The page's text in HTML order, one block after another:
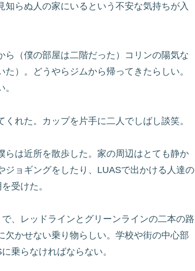
らぬ人の家にいるという不安な気持ちが入
（僕の部屋は二階だった）コリンの陽気な
）。どうやらジムから帰ってきたらしい。
れた。カップを片手に二人でしばし談笑。
は近所を散歩した。家の周辺はとても静か
ョギングをしたり、LUASで出かける人達の
受けた。
、レッドラインとグリーンラインの二本の路
かせない乗り物らしい。学校や街の中心部
乗らなければならない。